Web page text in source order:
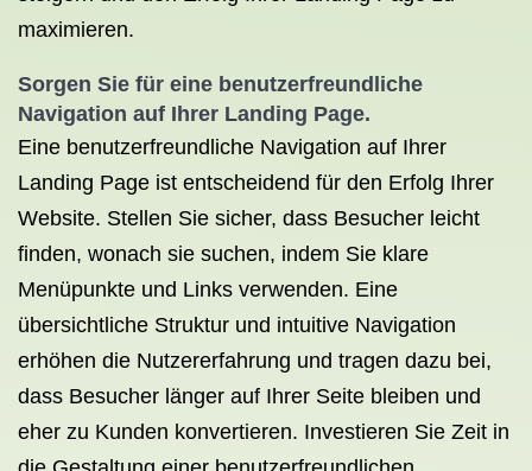
maximieren.
Sorgen Sie für eine benutzerfreundliche
Navigation auf Ihrer Landing Page.
Eine benutzerfreundliche Navigation auf Ihrer
Landing Page ist entscheidend für den Erfolg Ihrer
Website. Stellen Sie sicher, dass Besucher leicht
finden, wonach sie suchen, indem Sie klare
Menüpunkte und Links verwenden. Eine
übersichtliche Struktur und intuitive Navigation
erhöhen die Nutzererfahrung und tragen dazu bei,
dass Besucher länger auf Ihrer Seite bleiben und
eher zu Kunden konvertieren. Investieren Sie Zeit in